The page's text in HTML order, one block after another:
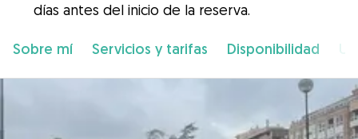
días antes del inicio de la reserva.
Sobre mí Servicios y tarifas Disponibilidad